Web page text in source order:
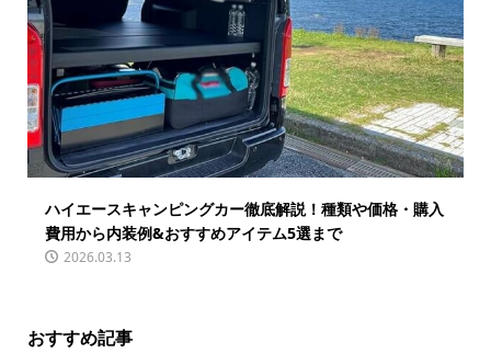
ハイエースキャンピングカー徹底解説！種類や価格・購入
費用から内装例&おすすめアイテム5選まで
2026.03.13
おすすめ記事